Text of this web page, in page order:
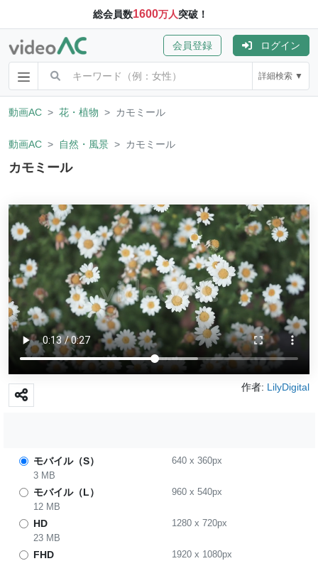
総会員数1600万人突破！
会員登録 ログイン
詳細検索 ▼
動画AC 花・植物 カモミール
動画AC 自然・風景 カモミール
カモミール
作者: LilyDigital
モバイル（S） 640x 360px
3 MB
モバイル（L） 960x 540px
12 MB
HD 1280x 720px
23 MB
FHD 1920x 1080px